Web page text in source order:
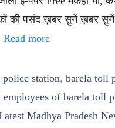
की पसंद ख़बर सुनें ख़बर
Read more
police station, barela toll
employees of barela toll
Madhya Pradesh